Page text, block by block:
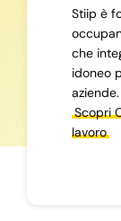
Stiip è
che
idoneo
aziende.
Scopri
lavoro